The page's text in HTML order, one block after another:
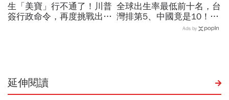
生「美寶」行不通了！川普
簽行政命令，再度挑戰出生
全球出生率最低前十名，台
灣排第5、中國竟是10！亞
洲4國入榜「無聲危機」，
Ads by
延伸閱讀